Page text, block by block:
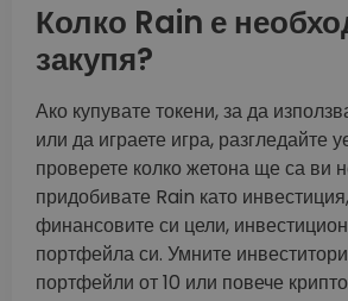
Колко Rain е
закупя?
Ако купувате токени, за да
или да играете игра, разгледайте
проверете колко жетона ще са ви
придобивате Rain като
финансовите си цели,
портфейла си. Умните
портфейли от 10 или повече